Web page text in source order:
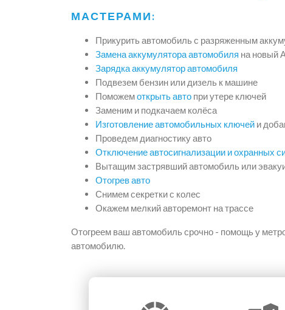
МАСТЕРАМИ:
Прикурить автомобиль с разряженным
Замена аккумулятора автомобиля на новый
Зарядка аккумулятор автомобиля
Подвезем бензин или дизель к машине
Поможемоткрыть авто при утере ключей
Заменим и подкачаем колёса
Изготовление автомобильных ключей и
Проведем диагностику авто
Отключение автосигнализации и охранных
Вытащим застрявший автомобиль или
Отогрев авто
Снимем секретки с колес
Окажем мелкий авторемонт на трассе
Отогреем ваш автомобиль срочно - помощь у
автомобилю.